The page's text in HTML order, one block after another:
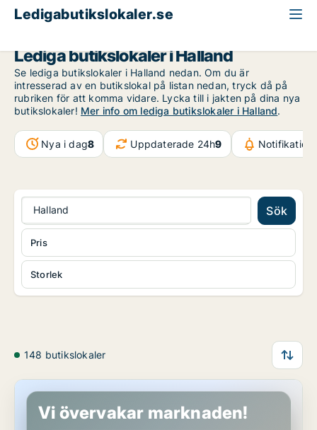
Ledigabutikslokaler.se
Lediga butikslokaler i Halland
Se lediga butikslokaler i Halland nedan. Om du är
intresserad av en butikslokal på listan nedan, tryck då på
rubriken för att komma vidare. Lycka till i jakten på dina nya
butikslokaler! Mer info om lediga butikslokaler i Halland.
Nya i dag8 Uppdaterade 24h9
Halland Sök
Storlek
Pris
148 butikslokaler
Butikslokal i Kungsbacka
Vi övervakar marknaden!